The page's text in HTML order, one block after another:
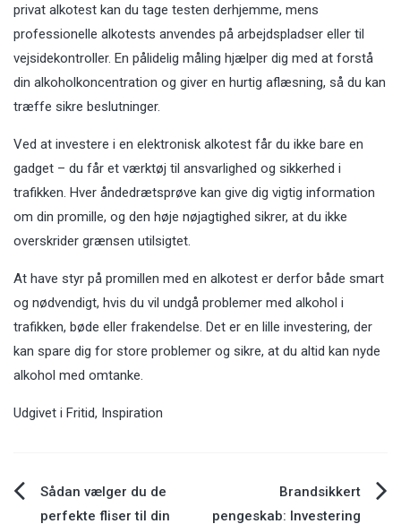
privat alkotest kan du tage testen derhjemme, mens
professionelle alkotests anvendes på arbejdspladser eller til
vejsidekontroller. En pålidelig måling hjælper dig med at forstå
din alkoholkoncentration og giver en hurtig aflæsning, så du kan
træffe sikre beslutninger.
Ved at investere i en elektronisk alkotest får du ikke bare en
gadget – du får et værktøj til ansvarlighed og sikkerhed i
trafikken. Hver åndedrætsprøve kan give dig vigtig information
om din promille, og den høje nøjagtighed sikrer, at du ikke
overskrider grænsen utilsigtet.
At have styr på promillen med en alkotest er derfor både smart
og nødvendigt, hvis du vil undgå problemer med alkohol i
trafikken, bøde eller frakendelse. Det er en lille investering, der
kan spare dig for store problemer og sikre, at du altid kan nyde
alkohol med omtanke.
Udgivet i Fritid, Inspiration
Indlægsnavigation
Sådan vælger du de
perfekte fliser til din
Brandsikkert
pengeskab: Investering